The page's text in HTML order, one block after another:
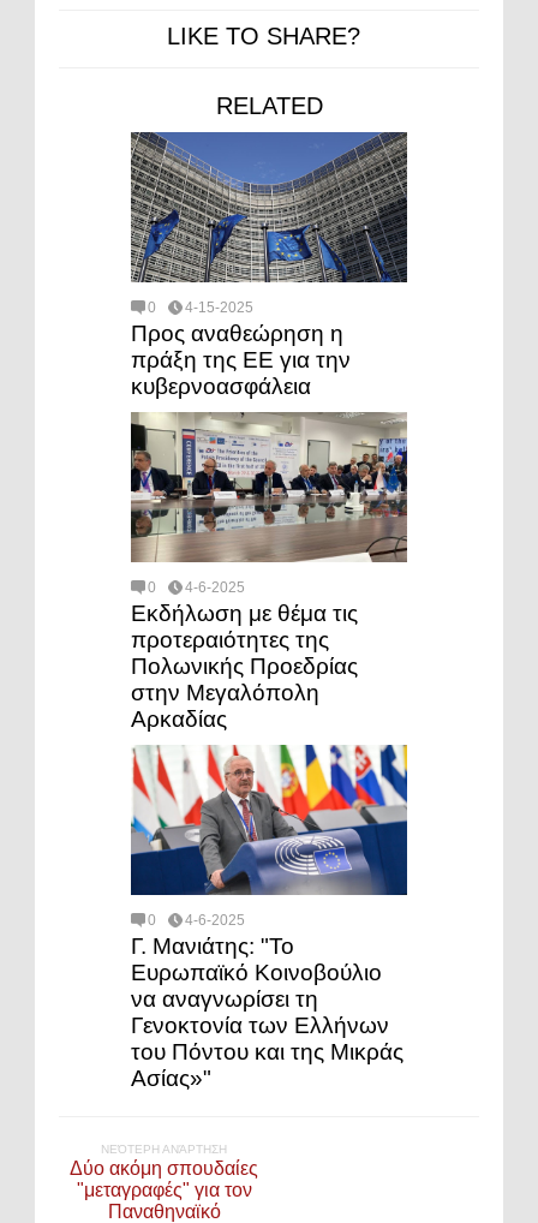
LIKE TO SHARE?
RELATED
0 4-15-2025
Προς αναθεώρηση η
πράξη της ΕΕ για την
κυβερνοασφάλεια
0 4-6-2025
Εκδήλωση με θέμα τις
προτεραιότητες της
Πολωνικής Προεδρίας
στην Μεγαλόπολη
Αρκαδίας
0 4-6-2025
Γ. Μανιάτης: "Το
Ευρωπαϊκό Κοινοβούλιο
να αναγνωρίσει τη
Γενοκτονία των Ελλήνων
του Πόντου και της Μικράς
Ασίας»"
ΝΕΌΤΕΡΗ ΑΝΆΡΤΗΣΗ
Δύο ακόμη σπουδαίες
"μεταγραφές" για τον
Παναθηναϊκό